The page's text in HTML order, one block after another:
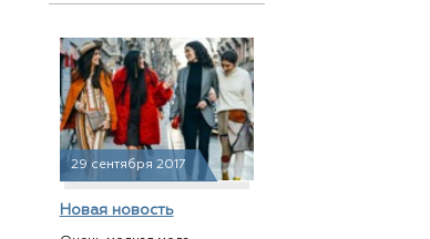
29 сентября 2017
Новая новость